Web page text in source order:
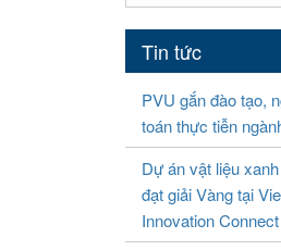
Tin tức
PVU gắn đào tạo,
toán thực tiễn
Dự án vật liệu
đạt giải Vàng tại
Innovation